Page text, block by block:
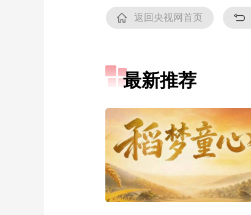
返回央视网首页
最新推荐